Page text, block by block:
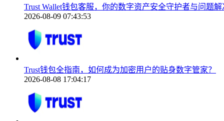
Trust Wallet钱包客服，你的数字资产安全守护者与问题
2026-08-09 07:43:53
Trust钱包全指南，如何成为加密用户的贴身数字管家？
2026-08-08 17:04:17